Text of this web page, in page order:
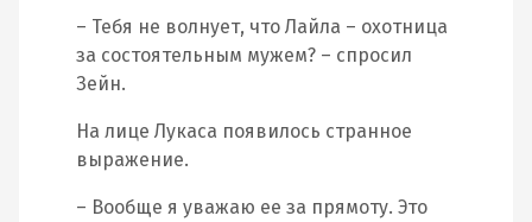
– Тебя не волнует, что Лайла – охотница
за состоятельным мужем? – спросил
Зейн.
На лице Лукаса появилось странное
выражение.
– Вообще я уважаю ее за прямоту. Это